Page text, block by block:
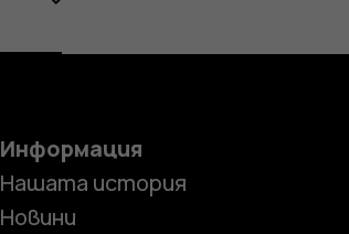
Информация
Нашата история
Новини